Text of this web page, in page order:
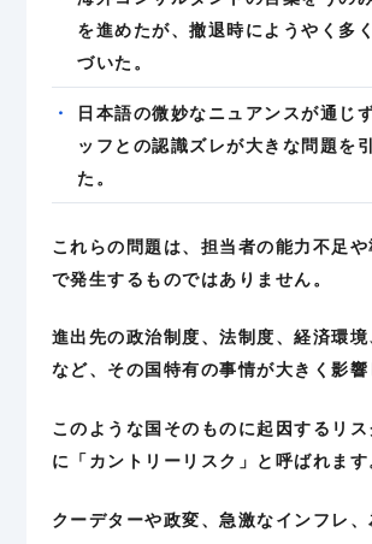
を進めたが、撤退時にようやく多
づいた。
日本語の微妙なニュアンスが通じ
ッフとの認識ズレが大きな問題を
た。
これらの問題は、担当者の能力不足
で発生するものではありません。
進出先の政治制度、法制度、経済環
など、その国特有の事情が大きく影響
このような国そのものに起因するリ
に「カントリーリスク」と呼ばれます
クーデターや政変、急激なインフレ